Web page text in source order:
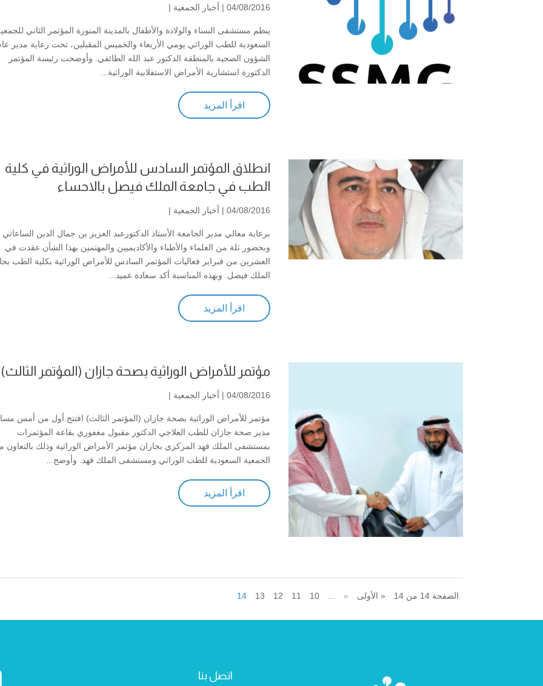
04/08/2016 | أخبار الجمعية |
ينظم مستشفى النساء والولادة والأطفال بالمدينة المنورة المؤتمر الثاني
السعودية للطب الوراثي يومي الأربعاء والخميس المقبلين، تحت رعاية مدير
الشؤون الصحية بالمنطقة الدكتور عبد الله الطائفي. وأوضحت رئيسة المؤتمر
الدكتورة استشارية الأمراض الاستقلابية الوراثية...
اقرأ المزيد
انطلاق المؤتمر السادس للأمراض الوراثية في كلية
الطب في جامعة الملك فيصل بالاحساء
04/08/2016 | أخبار الجمعية |
برعاية معالي مدير الجامعة الأستاذ الدكتورعبد العزيز بن جمال الدين الساعاتي
وبحضور ثلة من العلماء والأطباء والأكاديميين والمهتمين بهذا الشأن عقدت في
العشرين من فبراير فعاليات المؤتمر السادس للأمراض الوراثية بكلية الطب
الملك فيصل. وبهذه المناسبة أكد سعادة عميد...
اقرأ المزيد
مؤتمر للأمراض الوراثية بصحة جازان (المؤتمر الثالث)
04/08/2016 | أخبار الجمعية |
مؤتمر للأمراض الوراثية بصحة جازان (المؤتمر الثالث) افتتح أول من أمس
مدير صحة جازان للطب العلاجي الدكتور مقبول مغفوري بقاعة المؤتمرات
بمستشفى الملك فهد المركزي بجازان مؤتمر الأمراض الوراثية وذلك بالتعاون
الجمعية السعودية للطب الوراثي ومستشفى الملك فهد. وأوضح...
اقرأ المزيد
الصفحة 14 من 14 « الأولى «
10
11
12
13
14
اتصل بنا